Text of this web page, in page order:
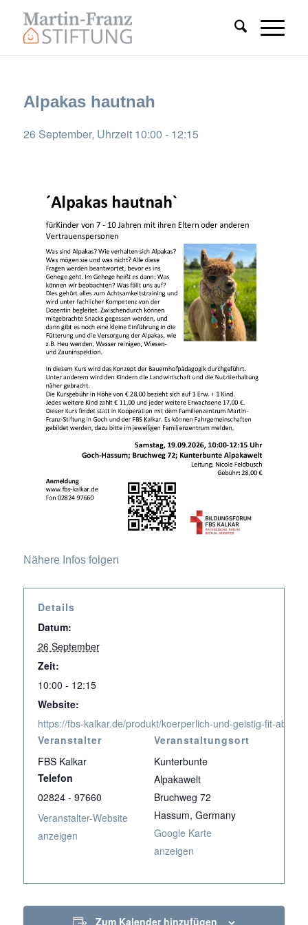
Alpakas hautnah
26 September, Uhrzeit 10:00 - 12:15
Nähere Infos folgen
Details
Datum:
26 September
Zeit:
10:00 - 12:15
Website:
https://fbs-kalkar.de/produkt/koerperlich-und-geistig-fit-ab-70-
Veranstaltungsort
Kunterbunte
Alpakawelt
Bruchweg 72
Hassum, Germany
Google Karte
anzeigen
Veranstalter
FBS Kalkar
Telefon
02824 - 97660
Veranstalter-Website
anzeigen
Zum Kalender hinzufügen